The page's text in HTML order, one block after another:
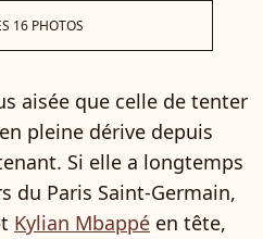
16 PHOTOS
aisée que celle de tenter
pleine dérive depuis
Si elle a longtemps
du Paris Saint-Germain,
Kylian Mbappé en tête,